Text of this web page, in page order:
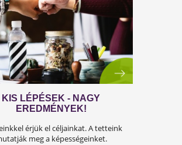
INTERJÚ AZ IDEÁLIS TESTRŐL
BURGET PÉTERREL